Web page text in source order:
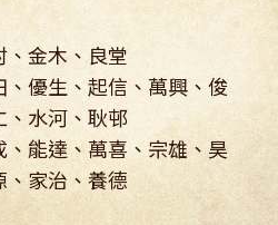
、金木、良堂
優生、起信、萬興、俊
、水河、耿邨
、萬喜、宗雄、昊
、家治、養德